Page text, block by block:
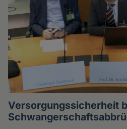
Versorgungssicherheit